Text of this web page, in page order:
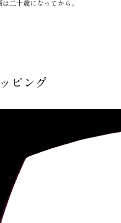
は二十歳になってから。
ピング